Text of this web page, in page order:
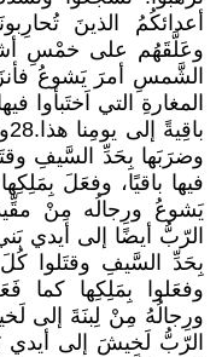
الشَّمسِ أمرَ يَشوعُ
المغارةِ التي اَختَبأوا
وضرَبَها بِحَدِّ السَّيفِ
الرّبُّ أيضًا إلى أيدي
بِحَدِّ السَّيفِ وقتَلوا كُلَ
الرّبُّ لَخيشَ إلى أيدي